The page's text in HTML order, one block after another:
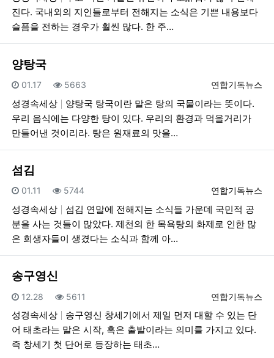
진다. 국내외의 지인들로부터 전해지는 소식은 기쁜 내용보다
슬픔을 전하는 경우가 훨씬 많다. 한 주…
양탕국
등록자
연합기독뉴스
등록일
01.17 조회
5663
성경속세상
양탕국 탕국이란 말은 탕의 국물이라는 뜻이다.
우리 음식에는 다양한 탕이 있다. 우리의 환경과 먹을거리가
만들어낸 것이리라. 탕은 원재료의 맛을…
섬김
등록자
연합기독뉴스
등록일
01.11 조회
5744
성경속세상
섬김 연말에 전해지는 소식들 가운데 국민적 공
분을 사는 것들이 많았다. 제천의 한 목욕탕의 화제로 인한 많
은 희생자들이 생겼다는 소식과 함께 아…
송구영신
등록자
연합기독뉴스
등록일
12.28 조회
5611
성경속세상
송구영신 창세기에서 제일 먼저 대할 수 있는 단
어 태초라는 말은 시작, 혹은 출발이라는 의미를 가지고 있다.
즉 창세기 첫 단어로 등장하는 태초…